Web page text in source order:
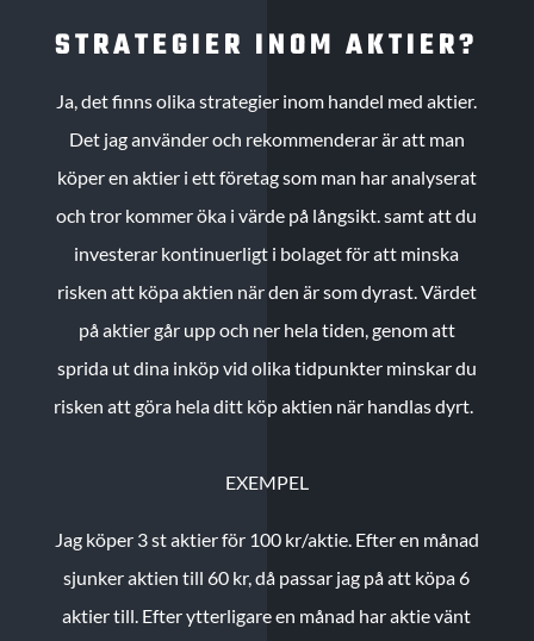
STRATEGIER INOM AKTIER?
Ja, det finns olika strategier inom handel med aktier.
Det jag använder och rekommenderar är att man
köper en aktier i ett företag som man har analyserat
och tror kommer öka i värde på långsikt. samt att du
investerar kontinuerligt i bolaget för att minska
risken att köpa aktien när den är som dyrast. Värdet
på aktier går upp och ner hela tiden, genom att
sprida ut dina inköp vid olika tidpunkter minskar du
risken att göra hela ditt köp aktien när handlas dyrt.
EXEMPEL
Jag köper 3 st aktier för 100 kr/aktie. Efter en månad
sjunker aktien till 60 kr, då passar jag på att köpa 6
aktier till. Efter ytterligare en månad har aktie vänt